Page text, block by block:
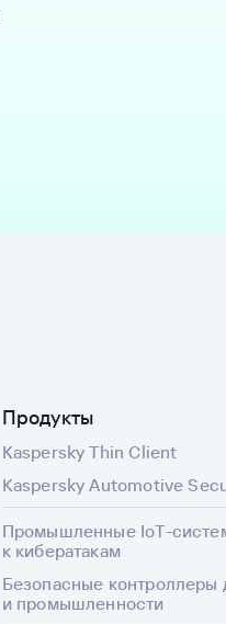
Продукты
Kaspersky Thin Client
Kaspersky Automotive
Промышленные IoT-
к кибератакам
Безопасные контроллеры
и промышленности